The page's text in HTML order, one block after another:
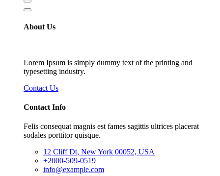
About Us
Lorem Ipsum is simply dummy text of the printing and
typesetting industry.
Contact Us
Contact Info
Felis consequat magnis est fames sagittis ultrices placerat
sodales porttitor quisque.
12 Cliff Dt, New York 00052, USA
+2000-509-0519
info@example.com